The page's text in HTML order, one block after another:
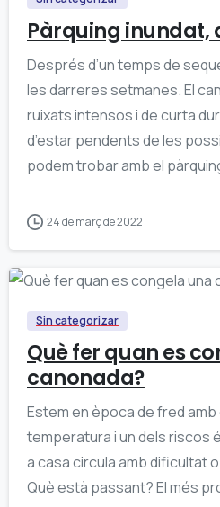
Pàrquing inundat,
Després d’un temps de
les darreres setmanes. El
ruixats intensos i de curta
d’estar pendents de les
podem trobar amb el
24 de març de 2022
Sin categorizar
Què fer quan es
canonada?
Estem en època de fred
temperatura i un dels riscos
a casa circula amb dificultat
Què està passant? El més